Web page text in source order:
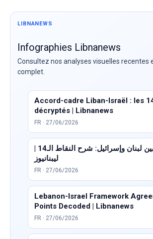
LIBNANEWS
Infographies Libnanews
Consultez nos analyses visuelles recentes
complet.
Accord-cadre Liban-Israël : les
décryptés | Libnanews
FR · 27/06/2026
الاتفاق الإطار بين لبنان وإسرائيل: شرح النقاط الـ14 |
ليبنانيوز
FR · 27/06/2026
Lebanon-Israel Framework
Points Decoded | Libnanews
FR · 27/06/2026